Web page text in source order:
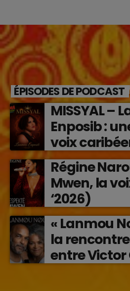
ÉPISODES DE PODCAST
MISSYAL –
Enposib :
voix
transforme
en
Régine
Mwen, la
‘2026)
« Lanmou
la
entre Victor